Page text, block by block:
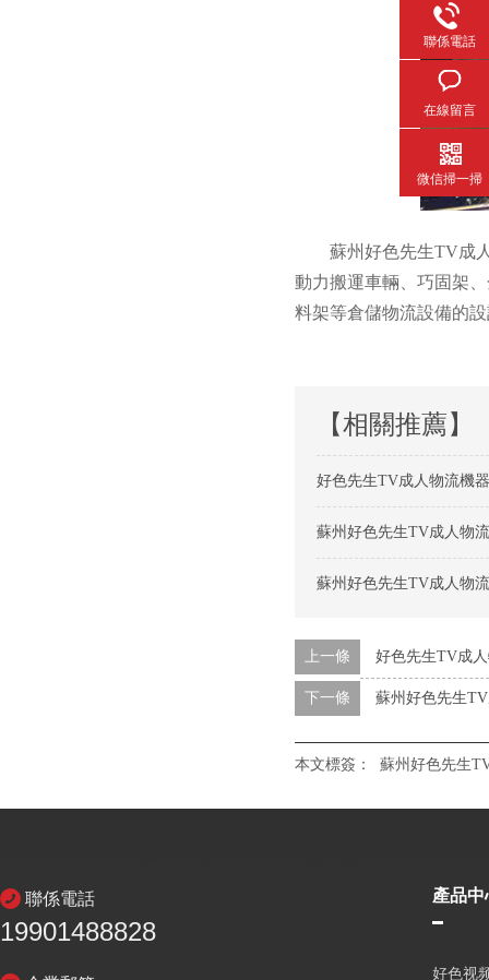
蘇州好色先生TV成
動力搬運車輛、巧固架
料架等倉儲物流設備的
【相關推薦】
好色先生TV成人物流機
蘇州好色先生TV成人物
蘇州好色先生TV成人物
上一條 好色先生TV成
下一條 蘇州好色先生
本文標簽： 蘇州好色先生
聯係電話
19901488828
產品中
好色视
聯係電話
在線留言
微信掃一掃